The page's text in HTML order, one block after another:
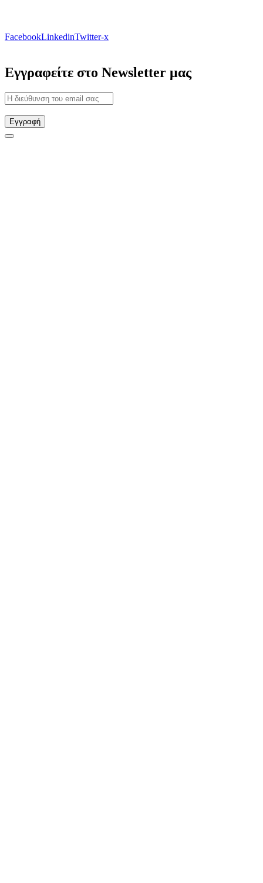
FacebookLinkedinTwitter-x
Εγγραφείτε στο Newsletter μας
Εγγραφή